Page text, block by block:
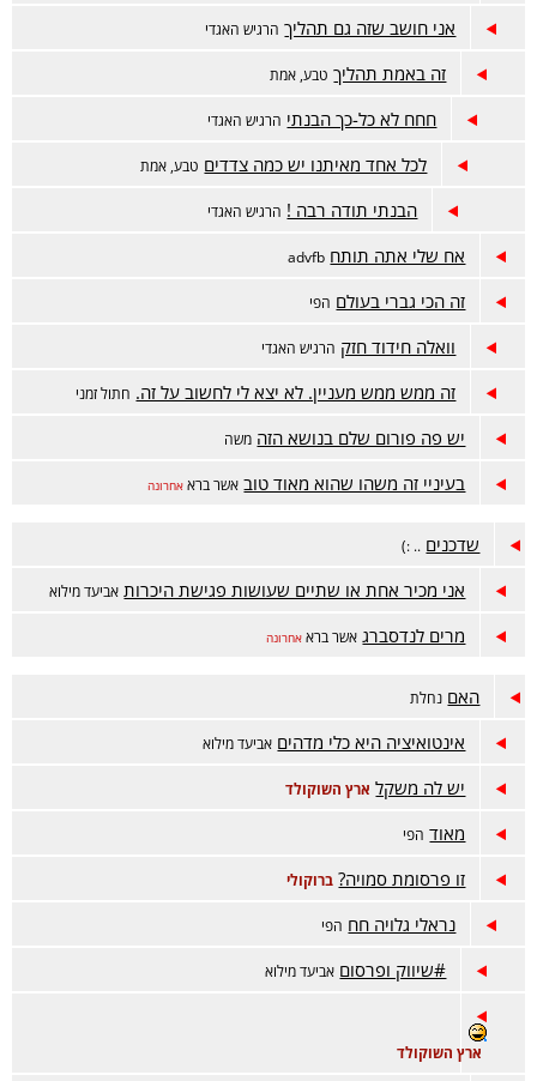
אני חושב שזה גם תהליך הרגיש האגדי
זה באמת תהליך טבע, אמת
חחח לא כל-כך הבנתי הרגיש האגדי
לכל אחד מאיתנו יש כמה צדדים טבע, אמת
הבנתי תודה רבה ! הרגיש האגדי
אח שלי אתה תותח advfb
זה הכי גברי בעולם הפי
וואלה חידוד חזק הרגיש האגדי
זה ממש ממש מעניין. לא יצא לי לחשוב על זה. חתול זמני
יש פה פורום שלם בנושא הזה משה
בעיניי זה משהו שהוא מאוד טוב אשר ברא אחרונה
שדכנים .. :)
אני מכיר אחת או שתיים שעושות פגישת היכרות אביעד מילוא
מרים לנדסברג אשר ברא אחרונה
האם נחלת
אינטואיציה היא כלי מדהים אביעד מילוא
יש לה משקל ארץ השוקולד
מאוד הפי
זו פרסומת סמויה? ברוקולי
נראלי גלויה חח הפי
#שיווק ופרסום אביעד מילוא
ארץ השוקולד